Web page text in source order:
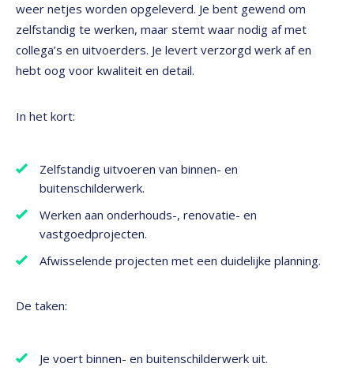
weer netjes worden opgeleverd. Je bent gewend om
zelfstandig te werken, maar stemt waar nodig af met
collega’s en uitvoerders. Je levert verzorgd werk af en
hebt oog voor kwaliteit en detail.
In het kort:
Zelfstandig uitvoeren van binnen- en
buitenschilderwerk.
Werken aan onderhouds-, renovatie- en
vastgoedprojecten.
Afwisselende projecten met een duidelijke planning.
De taken:
Je voert binnen- en buitenschilderwerk uit.